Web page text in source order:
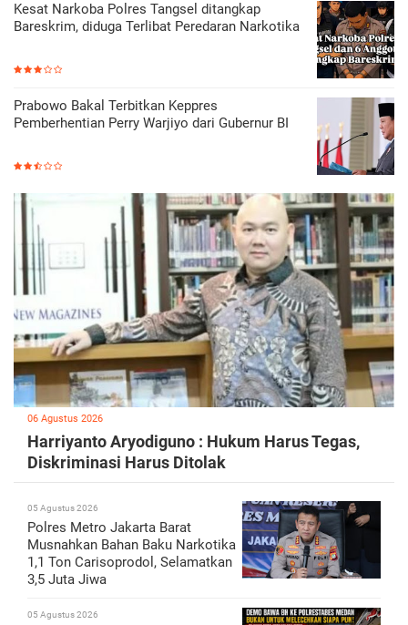
Kesat Narkoba Polres Tangsel ditangkap
Bareskrim, diduga Terlibat Peredaran Narkotika
Prabowo Bakal Terbitkan Keppres
Pemberhentian Perry Warjiyo dari Gubernur BI
06 Agustus 2026
Harriyanto Aryodiguno : Hukum Harus Tegas,
Diskriminasi Harus Ditolak
05 Agustus 2026
Polres Metro Jakarta Barat
Musnahkan Bahan Baku Narkotika
1,1 Ton Carisoprodol, Selamatkan
3,5 Juta Jiwa
05 Agustus 2026